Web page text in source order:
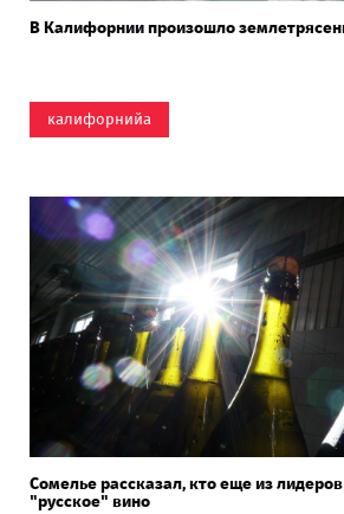
В Калифорнии произошло
калифорнийа
Сомелье рассказал, кто еще из
"русское" вино